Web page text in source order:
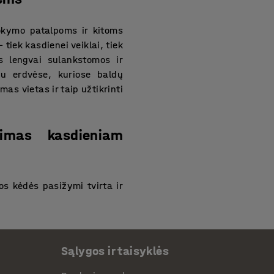
patalpoms ir kitoms
tiek kasdienei veiklai, tiek
lengvai sulankstomos ir
erdvėse, kuriose baldų
vietas ir taip užtikrinti
kasdieniam
kėdės pasižymi tvirta ir
lengvai valomos ir
vietose, kur svarbus
Sąlygos ir taisyklės